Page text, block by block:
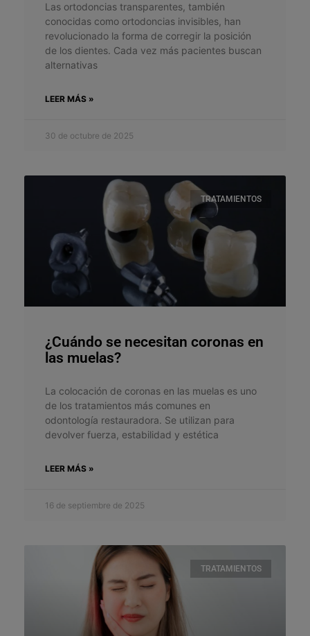
Las ortodoncias transparentes, también
conocidas como ortodoncias invisibles, han
revolucionado la forma de corregir la posición
de los dientes. Cada vez más pacientes buscan
alternativas
LEER MÁS »
30 de octubre de 2025
TRATAMIENTOS
¿Cuándo se necesitan coronas en
las muelas?
La colocación de coronas en las muelas es uno
de los tratamientos más comunes en
odontología restauradora. Se utilizan para
devolver fuerza, estabilidad y estética
LEER MÁS »
16 de septiembre de 2025
TRATAMIENTOS